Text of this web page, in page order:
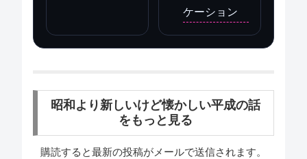
ケーション
昭和より新しいけど懐かしい平成の話
をもっと見る
購読すると最新の投稿がメールで送信されます。